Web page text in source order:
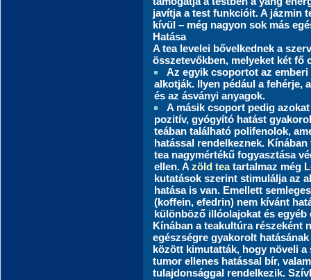
javítja a test funkcióit. A jázmin
kívül – még nagyon sok más
Hatása
A tea levelei bővelkednek a
összetevőkben, melyeket két fő
Az egyik csoportot az
alkotják. Ilyen pédául a fehérje,
és az ásványi anyagok.
A másik csoport pedig
pozitív, gyógyító hatást
teában található polifenolok,
hatással rendelkeznek.
tea nagymértékű fogyasztása
ellen. A zöld teatartalmaz még
kutatások szerint stimulálja az
hatása is van. Emellett
(koffein, efedrin) nem kívánt
különböző illóolajokat és
Kínában a teakultúra részeként
egészségre gyakorolt
között kimutatták, hogy növeli a
tumor ellenes hatással bír,
tulajdonsággal rendelkezik.